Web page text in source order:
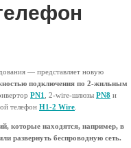
— представляет новую
подключения по 2-жильным
PN1 , 2-wire-шлюзы PN8 и
телефон H1-2 Wire
которые находятся, например, в
развернуть беспроводную сеть.